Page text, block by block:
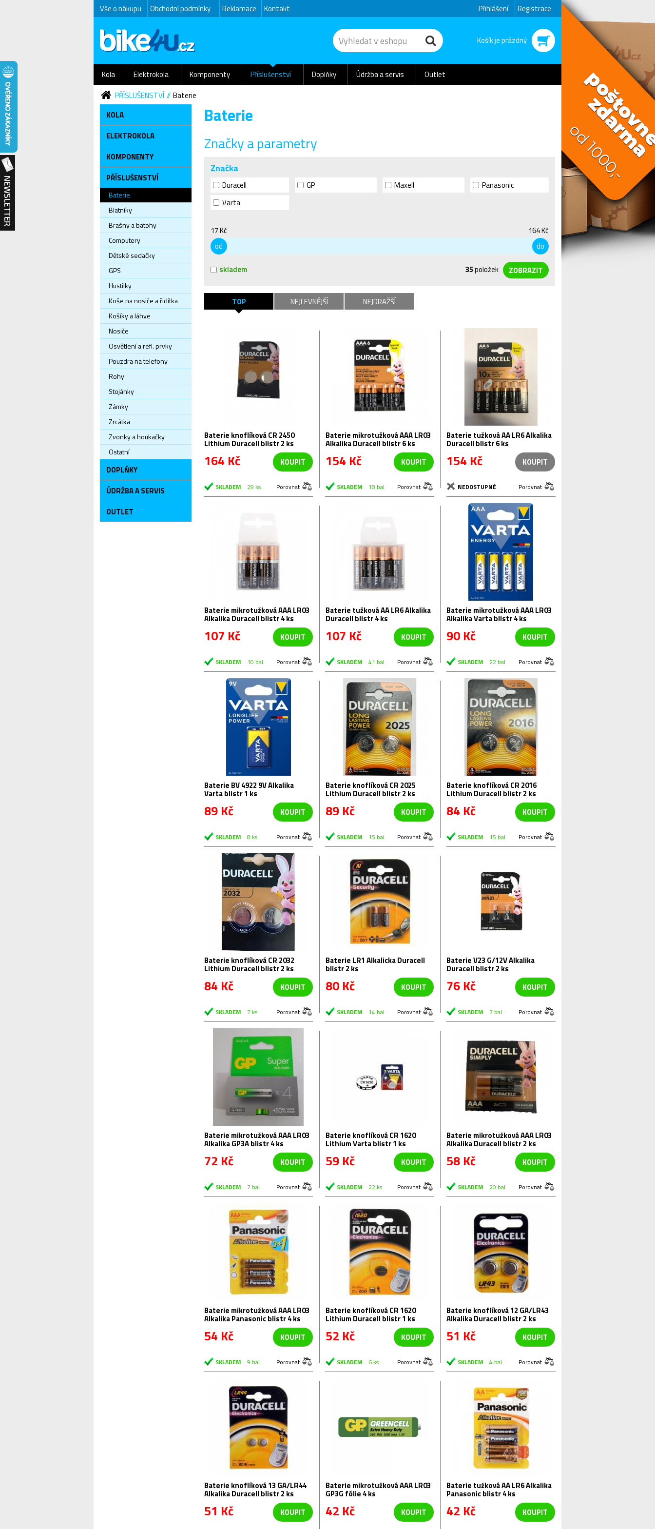
Vše o nákupu Obchodní podmínky Reklamace Kontakt Přihlášení Registrace
Košík je prázdný
Kola Elektrokola Komponenty Příslušenství Doplňky Údržba a servis
Outlet
PŘÍSLUŠENSTVÍ
Baterie
KOLA
ELEKTROKOLA
KOMPONENTY
PŘÍSLUŠENSTVÍ
Baterie
Blatníky
Brašny a batohy
Computery
Dětské sedačky
GPS
Hustilky
Koše na nosiče a řidítka
Košíky a láhve
Nosiče
Osvětlení a refl. prvky
Pouzdra na telefony
Rohy
Stojánky
Zámky
Zrcátka
Zvonky a houkačky
Ostatní
DOPLŇKY
ÚDRŽBA A SERVIS
OUTLET
Baterie
Značky a parametry
Značka
Duracell GP Maxell
Panasonic
Varta
17 Kč
164 Kč
od
do
skladem 35položek
TOP NEJLEVNĚJŠÍ NEJDRAŽŠÍ
Baterie knoflíková CR 2450
Lithium Duracell blistr 2 ks
164 Kč KOUPIT
SKLADEM 29 ks Porovnat
Baterie mikrotužková AAA LR03
Alkalika Duracell blistr 6 ks
154 Kč KOUPIT
SKLADEM 18 bal Porovnat
Baterie tužková AA LR6 Alkalika
Duracell blistr 6 ks
154 Kč KOUPIT
NEDOSTUPNÉ Porovnat
Baterie mikrotužková AAA LR03
Alkalika Duracell blistr 4 ks
107 Kč KOUPIT
SKLADEM 10 bal Porovnat
Baterie tužková AA LR6 Alkalika
Duracell blistr 4 ks
107 Kč KOUPIT
SKLADEM 41 bal Porovnat
Baterie mikrotužková AAA LR03
Alkalika Varta blistr 4 ks
90 Kč KOUPIT
SKLADEM 22 bal Porovnat
Baterie BV 4922 9V Alkalika
Varta blistr 1 ks
89 Kč KOUPIT
SKLADEM 8 ks Porovnat
Baterie knoflíková CR 2025
Lithium Duracell blistr 2 ks
89 Kč KOUPIT
SKLADEM 15 bal Porovnat
Baterie knoflíková CR 2016
Lithium Duracell blistr 2 ks
84 Kč KOUPIT
SKLADEM 15 bal Porovnat
Baterie knoflíková CR 2032
Lithium Duracell blistr 2 ks
84 Kč KOUPIT
SKLADEM 7 ks Porovnat
Baterie LR1 Alkalicka Duracell
blistr 2 ks
80 Kč KOUPIT
SKLADEM 14 bal Porovnat
Baterie V23 G/12V Alkalika
Duracell blistr 2 ks
76 Kč KOUPIT
SKLADEM 7 bal Porovnat
Baterie mikrotužková AAA LR03
Alkalika GP3A blistr 4 ks
72 Kč KOUPIT
SKLADEM 7 bal Porovnat
Baterie knoflíková CR 1620
Lithium Varta blistr 1 ks
59 Kč KOUPIT
SKLADEM 22 ks Porovnat
Baterie mikrotužková AAA LR03
Alkalika Duracell blistr 2 ks
58 Kč KOUPIT
SKLADEM 20 bal Porovnat
Baterie mikrotužková AAA LR03
Alkalika Panasonic blistr 4 ks
54 Kč KOUPIT
SKLADEM 9 bal Porovnat
Baterie knoflíková CR 1620
Lithium Duracell blistr 1 ks
52 Kč KOUPIT
SKLADEM 6 ks Porovnat
Baterie knoflíková 12 GA/LR43
Alkalika Duracell blistr 2 ks
51 Kč KOUPIT
SKLADEM 4 bal Porovnat
Baterie knoflíková 13 GA/LR44
Alkalika Duracell blistr 2 ks
51 Kč KOUPIT
Baterie mikrotužková AAA LR03
GP3G fólie 4 ks
42 Kč KOUPIT
Baterie tužková AA LR6 Alkalika
Panasonic blistr 4 ks
42 Kč KOUPIT